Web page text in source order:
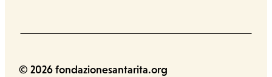
© 2026 fondazionesantarita.org